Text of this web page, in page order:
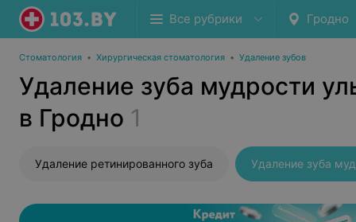
Все рубрики Гродно
Стоматология • Хирургическая стоматология • Удаление зубов
Удаление зуба мудрости
в Гродно 1
Удаление ретинированного зуба